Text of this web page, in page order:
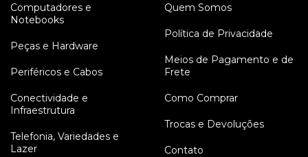
Computadores e
Notebooks
Peças e Hardware
Periféricos e Cabos
Conectividade e
Infraestrutura
Telefonia, Variedades e
Lazer
Quem Somos
Política de Privacidade
Meios de Pagamento e de
Frete
Como Comprar
Trocas e Devoluções
Contato